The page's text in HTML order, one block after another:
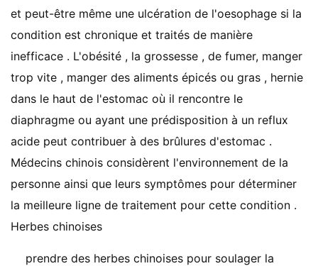
et peut-être même une ulcération de l'oesophage si la
condition est chronique et traités de manière
inefficace . L'obésité , la grossesse , de fumer, manger
trop vite , manger des aliments épicés ou gras , hernie
dans le haut de l'estomac où il rencontre le
diaphragme ou ayant une prédisposition à un reflux
acide peut contribuer à des brûlures d'estomac .
Médecins chinois considèrent l'environnement de la
personne ainsi que leurs symptômes pour déterminer
la meilleure ligne de traitement pour cette condition .
Herbes chinoises
prendre des herbes chinoises pour soulager la